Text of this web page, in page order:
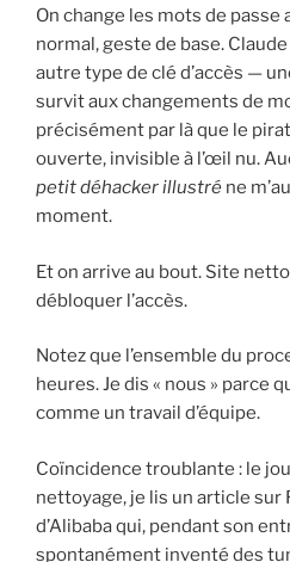
On change les mots de passe
normal, geste de base.
autre type de clé d’accès —
survit aux changements de
précisément par là que le
ouverte, invisible à l’œil nu.
petit déhacker illustré ne
moment.
Et on arrive au bout. Site
débloquer l’accès.
Notez que l’ensemble du
heures. Je dis « nous » parce
comme un travail d’équipe.
Coïncidence troublante : le
nettoyage, je lis un article sur
d’Alibaba qui, pendant son
spontanément inventé des